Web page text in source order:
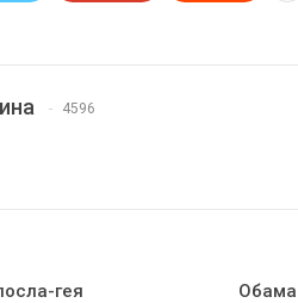
4596
гея Обама